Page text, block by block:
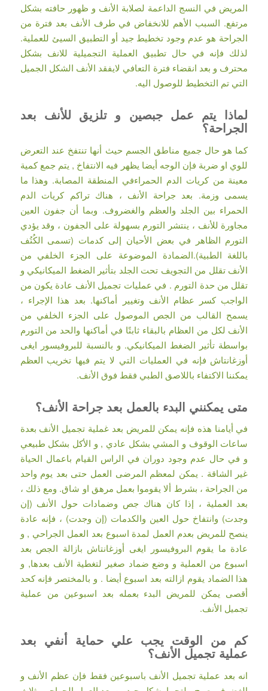
المريض في النسج الداعمة لصلابة الأنف و ظهور حافته بشكل
مرتفع. السبب الأهم للانخفاض في طرف الأنف بعد فترة من
الجراحة هو عدم وجود تخطيط جيد أو التطبيق السيئ للعملية.
لذلك فإنه في حال تطبيق العملية التجميلية للانف بشكل
محترف و بعد انقضاء فترة التعافي لايفقد الأنف الشكل الجميل
التي تم التخطيط للوصول اليه.
لماذا يتم عمل جبصين و تلزيق للأنف بعد
الجراحة؟
كما هو حال جميع مناطق الجسم حيث أنها تنتفخ عند التعرض
للوي او ضربة فإن الوجه أيضا يظهر فيه الانتفاخ , يتم جمع كمية
معينة من كريات الدم الحمراءفي المنطقة المصابة. وهذا ما
يسمى وزمة. بعد جراحة الأنف ، هناك تراكم كريات الدم
الحمراء بين الجلد والعظم والغضروف. وبما أن جفون العين
مجاورة للأنف ، ينتشر التورم بسهولة على الجفون ، وقد يؤدي
التورم الظاهر في بعض الأحيان إلى كدمات (تسمى الكُتُف
باللغة الطبية).الضمادة الموضوعة على الجزء الخلفي من
الأنف تقلل من التجويف تحت الجلد بتأثير الضغط الميكانيكي و
تقلل من حدة التورم . في عمليات تجميل الأنف عادة يكون من
الواجب كسر عظام الأنف وتغيير أماكنها. بعد هذا الإجراء ،
يسمح القالب من الجص الموصول على الجزء الخلفي من
الأنف لكل من العظام بالبقاء ثابتًا في أماكنها والحد من التورم
بواسطة تأثير الضغط الميكانيكي. و بالنسبة للبروفيسور ايغى
أوزغانتاش فإنه في العمليات التي لا يتم فيها تخريب العظم
يمكننا الاكتفاء باللاصق الطبي فقط فوق الأنف.
متى يمكنني البدء بالعمل بعد جراحة الأنف؟
في أيامنا هذه فإنه يمكن للمريض بعد غملية تجميل الأنف بعدة
ساعات الوقوف و المشي بشكل عادي , و الأكل بشكل طبيعي
و في حال عدم وجود دوران في الراس القيام باعمال الحياة
غير الشاقة . يمكن لمعظم المرضى العمل حتى بعد يوم واحد
من الجراحة ، بشرط ألا يقوموا بعمل مرهق او شاق. ومع ذلك ،
بعد العملية ، إذا كان هناك جص وضمادات حول الأنف (إن
وجدت) وانتفاخ حول العين والكدمات (إن وجدت) ، فإنه عادة
ينصح للمريض بعدم العمل لمدة اسبوع بعد العمل الجراحي , و
عادة ما يقوم البروفيسور ايغى أوزغانتاش بازالة الجص بعد
اسبوع من العملية و وضع ضماد صغير لتغطية الأنف بعدها, و
هذا الضماد يقوم ازالته بعد اسبوع أيضا . و بالمختصر فإنه كحد
أقصى يمكن للمريض البدء بعمله بعد اسبوعين من عملية
تجميل الأنف.
كم من الوقت يجب علي حماية أنفي بعد
عملية تجميل الأنف؟
انه بعد عملية تجميل الأنف باسبوعين فقط فإن عظم الأنف و